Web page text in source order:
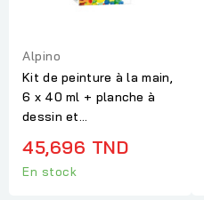
Alpino
Kit de peinture à la main,
6 x 40 ml + planche à
dessin et...
45,696 TND
En stock